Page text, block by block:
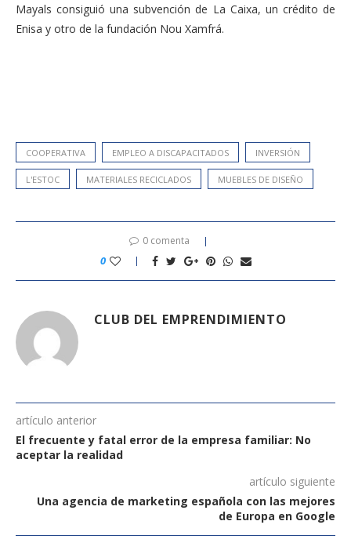
Mayals consiguió una subvención de La Caixa, un crédito de
Enisa y otro de la fundación Nou Xamfrá.
COOPERATIVA EMPLEO A DISCAPACITADOS INVERSIÓN
L'ESTOC MATERIALES RECICLADOS MUEBLES DE DISEÑO
0 comenta
0
CLUB DEL EMPRENDIMIENTO
artículo anterior
El frecuente y fatal error de la empresa familiar: No
aceptar la realidad
artículo siguiente
Una agencia de marketing española con las mejores
de Europa en Google